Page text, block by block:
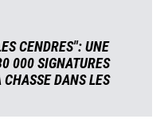
CENDRES": UNE
000 SIGNATURES
DANS LES